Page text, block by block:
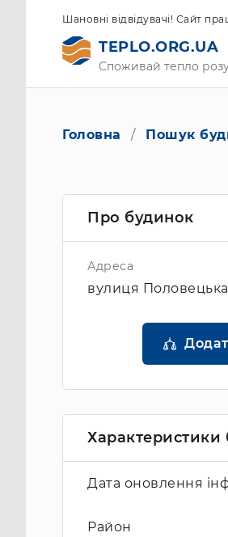
Шановні відвідувачі! Сайт
TEPLO.ORG.UA
Споживай тепло
Головна Пошук
Про будинок
Адреса
вулиця
Характеристики
Дата оновлення
Район